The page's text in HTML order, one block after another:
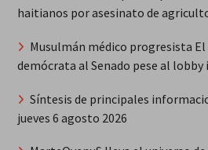
haitianos por asesinato de
Musulmán médico progresista El
demócrata al Senado pese al lobby
Síntesis de principales
jueves 6 agosto 2026